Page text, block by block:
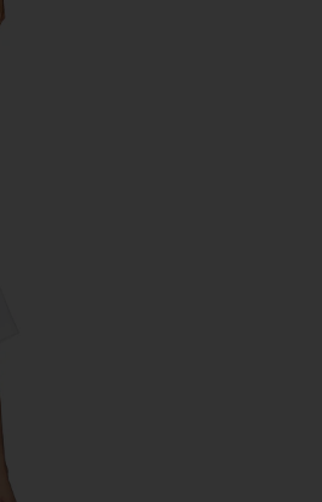
CORTA CON BOTONES Y LAZO EN